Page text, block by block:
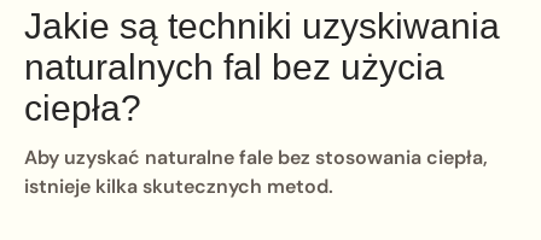
Jakie są techniki uzyskiwania
naturalnych fal bez użycia
ciepła?
Aby uzyskać naturalne fale bez stosowania ciepła,
istnieje kilka skutecznych metod.